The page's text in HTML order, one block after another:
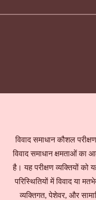
विवाद समाधान कौशल
विवाद समाधान क्षमताओं
है। यह परीक्षण व्यक्तियों को
परिस्थितियों में विवाद या
व्यक्तिगत, पेशेवर, और